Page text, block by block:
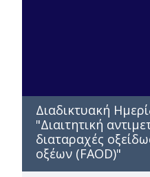
Διαδικτυακή
"Διαιτητική
διαταραχές
οξέων (FAOD)"